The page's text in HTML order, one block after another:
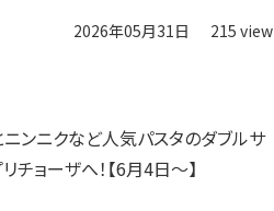
2026年05月31日 215 view
ニンニクなど人気パスタのダブルサ
ョーザへ！【6月4日〜】